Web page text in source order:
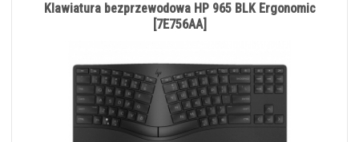
Klawiatura bezprzewodowa HP 965 BLK Ergonomic
[7E756AA]